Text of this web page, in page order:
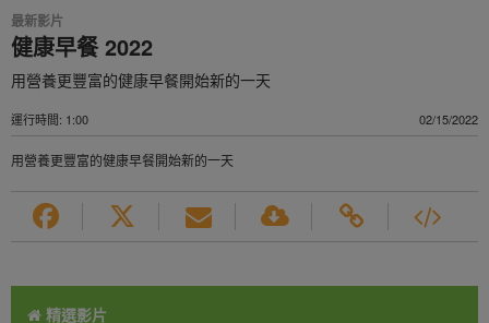
最新影片
健康早餐 2022
用營養更豐富的健康早餐開始新的一天
運行時間: 1:00 02/15/2022
用營養更豐富的健康早餐開始新的一天
精選影片